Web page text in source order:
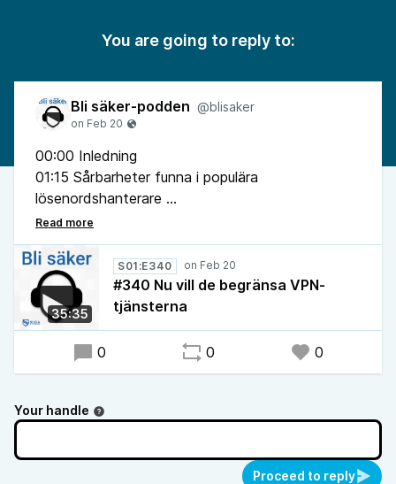
You are going to reply to:
Bli säker-podden @blisaker
00:00 Inledning
01:15 Sårbarheter funna i populära
lösenordshanterare
09:53 Snillrik Clickfix attack lurar Mac OS-
användare
14:35 Obehörig åtkomst till kameror i
robotdammsugare från DJI
19:21 Reklam: Nikka medverkar hela
Almedalsveckan
20:32 La Liga och Storbritannien vill begränsa
35:35
S01:E340
#340 Nu vill de begränsa VPN-
tjänsterna
0 0 0
Your handle
Proceed to reply